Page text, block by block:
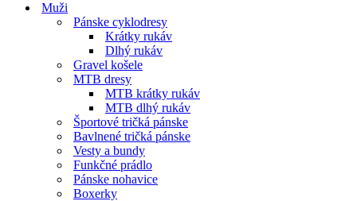
Muži
Pánske cyklodresy
Krátky rukáv
Dlhý rukáv
Gravel košele
MTB dresy
MTB krátky rukáv
MTB dlhý rukáv
Športové tričká pánske
Bavlnené tričká pánske
Vesty a bundy
Funkčné prádlo
Pánske nohavice
Boxerky